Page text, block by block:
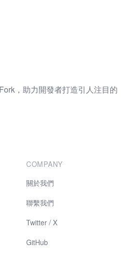
，助力開發者打造引人注目的
COMPANY
關於我們
聯繫我們
Twitter / X
GitHub